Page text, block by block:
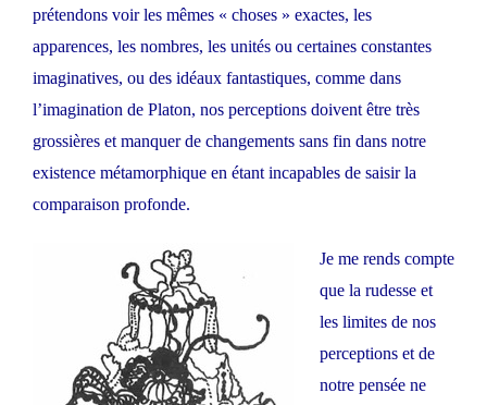
prétendons voir les mêmes « choses » exactes, les
apparences, les nombres, les unités ou certaines constantes
imaginatives, ou des idéaux fantastiques, comme dans
l’imagination de Platon, nos perceptions doivent être très
grossières et manquer de changements sans fin dans notre
existence métamorphique en étant incapables de saisir la
comparaison profonde.
Je me rends compte
que la rudesse et
les limites de nos
perceptions et de
notre pensée ne